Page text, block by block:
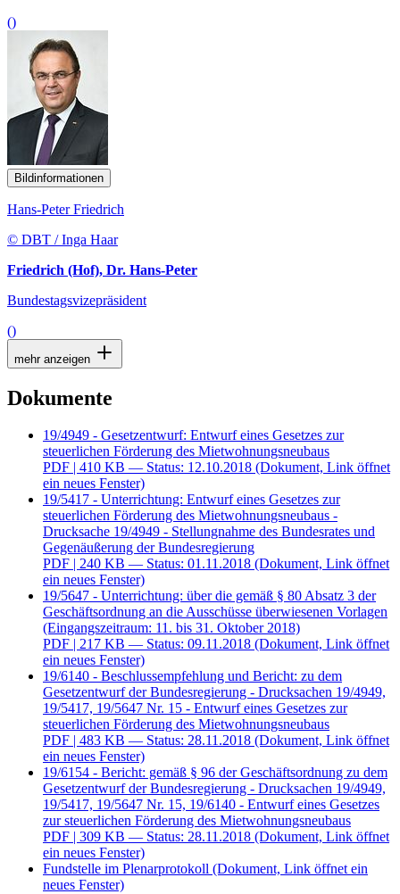
()
Bildinformationen
Hans-Peter Friedrich
© DBT / Inga Haar
Friedrich (Hof), Dr. Hans-Peter
Bundestagsvizepräsident
()
mehr anzeigen
Dokumente
19/4949 - Gesetzentwurf: Entwurf eines Gesetzes zur
steuerlichen Förderung des Mietwohnungsneubaus
PDF | 410 KB — Status: 12.10.2018 (Dokument, Link öffnet
ein neues Fenster)
19/5417 - Unterrichtung: Entwurf eines Gesetzes zur
steuerlichen Förderung des Mietwohnungsneubaus -
Drucksache 19/4949 - Stellungnahme des Bundesrates und
Gegenäußerung der Bundesregierung
PDF | 240 KB — Status: 01.11.2018 (Dokument, Link öffnet
ein neues Fenster)
19/5647 - Unterrichtung: über die gemäß § 80 Absatz 3 der
Geschäftsordnung an die Ausschüsse überwiesenen Vorlagen
(Eingangszeitraum: 11. bis 31. Oktober 2018)
PDF | 217 KB — Status: 09.11.2018 (Dokument, Link öffnet
ein neues Fenster)
19/6140 - Beschlussempfehlung und Bericht: zu dem
Gesetzentwurf der Bundesregierung - Drucksachen 19/4949,
19/5417, 19/5647 Nr. 15 - Entwurf eines Gesetzes zur
steuerlichen Förderung des Mietwohnungsneubaus
PDF | 483 KB — Status: 28.11.2018 (Dokument, Link öffnet
ein neues Fenster)
19/6154 - Bericht: gemäß § 96 der Geschäftsordnung zu dem
Gesetzentwurf der Bundesregierung - Drucksachen 19/4949,
19/5417, 19/5647 Nr. 15, 19/6140 - Entwurf eines Gesetzes
zur steuerlichen Förderung des Mietwohnungsneubaus
PDF | 309 KB — Status: 28.11.2018 (Dokument, Link öffnet
ein neues Fenster)
Fundstelle im Plenarprotokoll (Dokument, Link öffnet ein
neues Fenster)